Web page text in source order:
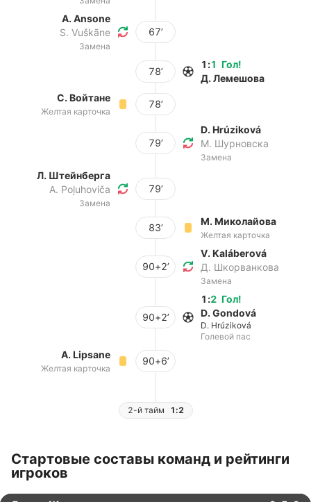
A. Ansone
S. Vuškāne
Замена
67’
78’
Гол!
1 :1
Д. Лемешова
С. Войтане
Желтая карточка
78’
79’
D. Hrúziková
М. Шурновска
Замена
Л. Штейнберга
A. Poļuhoviča
Замена
79’
83’
М. Миколайова
Желтая карточка
90+2’
V. Kaláberová
Д. Шкорванкова
Замена
90+2’
Гол!
1 :2
D. Gondová
D. Hrúziková
Голевой пас
A. Lipsane
Желтая карточка
90+6’
2-й тайм 1:2
Стартовые составы команд и рейтинги
игроков